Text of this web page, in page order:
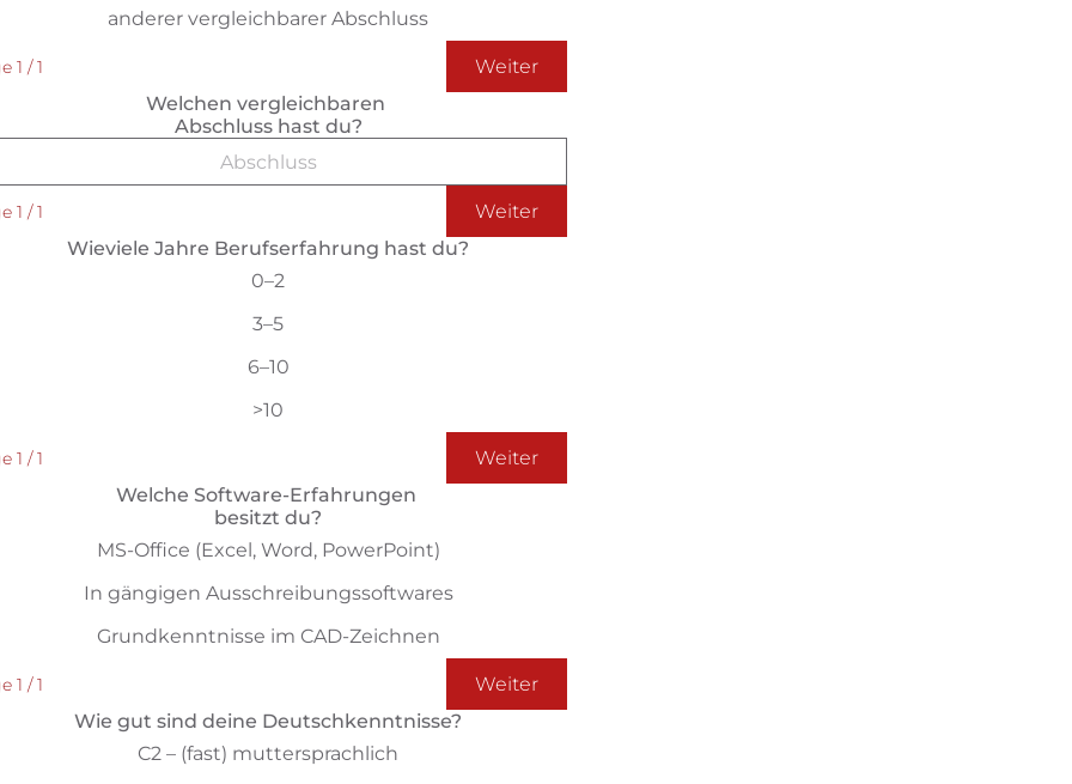
anderer vergleichbarer Abschluss
1 / 1
Weiter
Welchen vergleichbaren
Abschluss hast du?
1 / 1
Weiter
Wieviele Jahre Berufserfahrung hast du?
0–2
3–5
6–10
>10
1 / 1
Weiter
Welche Software-Erfahrungen
besitzt du?
MS-Office (Excel, Word, PowerPoint)
In gängigen Ausschreibungssoftwares
Grundkenntnisse im CAD-Zeichnen
1 / 1
Weiter
Wie gut sind deine Deutschkenntnisse?
C2 – (fast) muttersprachlich